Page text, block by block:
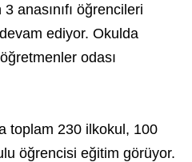
anasınıfı öğrencileri
ediyor. Okulda
odası
toplam 230 ilkokul, 100
öğrencisi eğitim görüyor.